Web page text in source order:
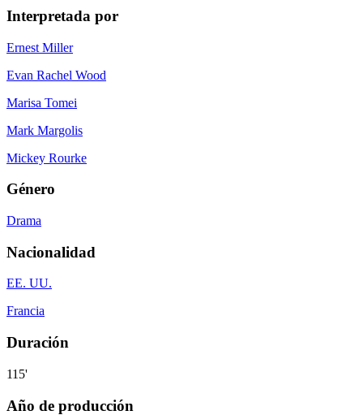
Interpretada por
Ernest Miller
Evan Rachel Wood
Marisa Tomei
Mark Margolis
Mickey Rourke
Género
Drama
Nacionalidad
EE. UU.
Francia
Duración
115'
Año de producción